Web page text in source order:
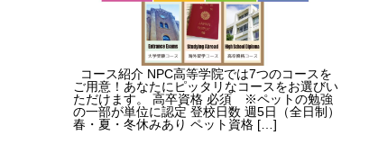
コース紹介 NPC高等学院では7つのコースを
ご用意！あなたにピッタリなコースをお選びい
ただけます。 高卒資格 必須 ※ペットの勉強
の一部が単位に認定 登校日数 週5日（全日制）
春・夏・冬休みあり ペット資格 […]